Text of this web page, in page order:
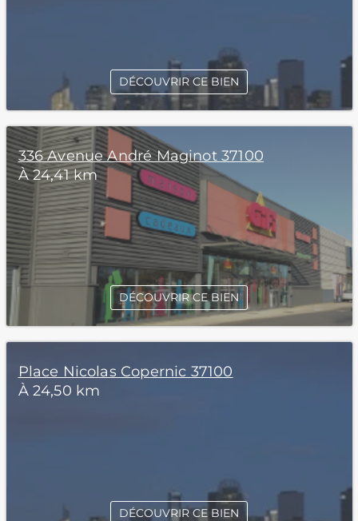
DÉCOUVRIR CE BIEN
336 Avenue André Maginot 37100
À 24,41 km
DÉCOUVRIR CE BIEN
Place Nicolas Copernic 37100
À 24,50 km
DÉCOUVRIR CE BIEN